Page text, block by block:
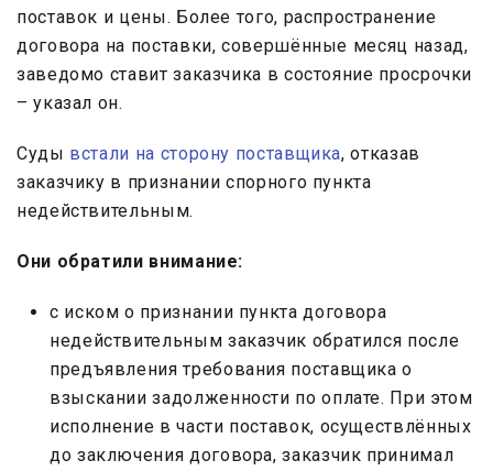
поставок и цены. Более того, распространение
договора на поставки, совершённые месяц назад,
заведомо ставит заказчика в состояние просрочки
– указал он.
Суды встали на сторону поставщика, отказав
заказчику в признании спорного пункта
недействительным.
Они обратили внимание:
с иском о признании пункта договора
недействительным заказчик обратился после
предъявления требования поставщика о
взыскании задолженности по оплате. При этом
исполнение в части поставок, осуществлённых
до заключения договора, заказчик принимал